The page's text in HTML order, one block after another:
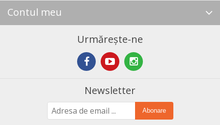
Contul meu
Urmărește-ne
Newsletter
Abonare